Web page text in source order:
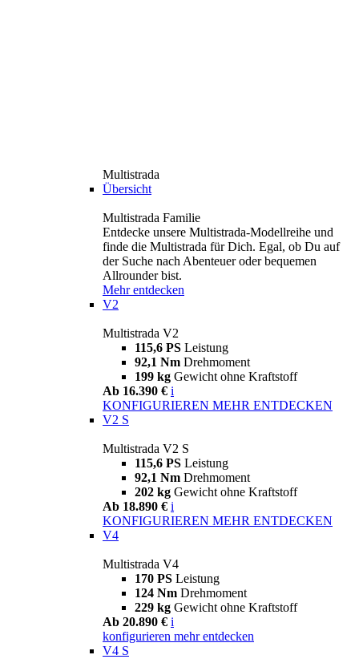
Multistrada
Übersicht
Multistrada Familie
Entdecke unsere Multistrada-Modellreihe und
finde die Multistrada für Dich. Egal, ob Du auf
der Suche nach Abenteuer oder bequemen
Allrounder bist.
Mehr entdecken
V2
Multistrada V2
115,6 PS Leistung
92,1 Nm Drehmoment
199 kg Gewicht ohne Kraftstoff
Ab 16.390 € i
KONFIGURIEREN MEHR ENTDECKEN
V2 S
Multistrada V2 S
115,6 PS Leistung
92,1 Nm Drehmoment
202 kg Gewicht ohne Kraftstoff
Ab 18.890 € i
KONFIGURIEREN MEHR ENTDECKEN
V4
Multistrada V4
170 PS Leistung
124 Nm Drehmoment
229 kg Gewicht ohne Kraftstoff
Ab 20.890 € i
konfigurieren mehr entdecken
V4 S